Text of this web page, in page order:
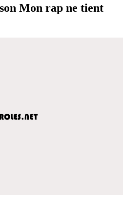
Mon rap ne tient